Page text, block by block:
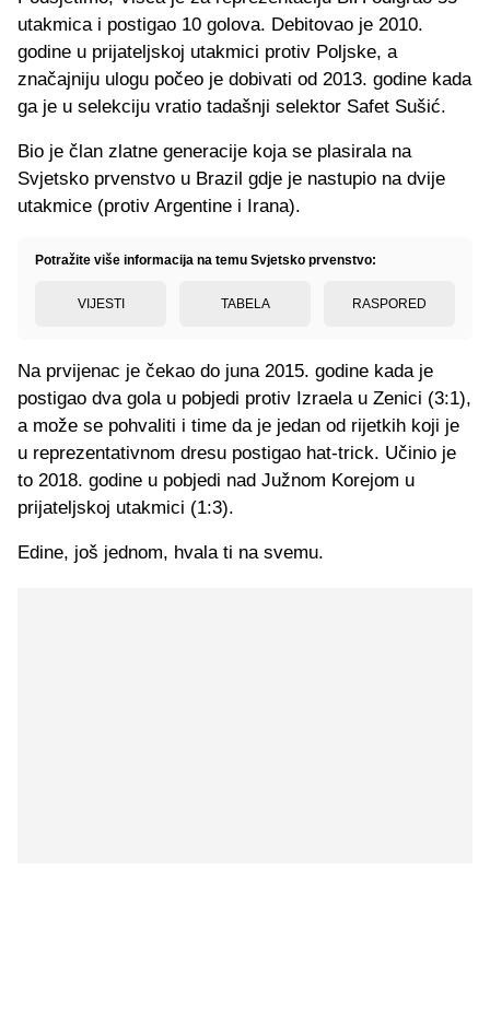
utakmica i postigao 10 golova. Debitovao je 2010.
godine u prijateljskoj utakmici protiv Poljske, a
značajniju ulogu počeo je dobivati od 2013. godine kada
ga je u selekciju vratio tadašnji selektor Safet Sušić.
Bio je član zlatne generacije koja se plasirala na
Svjetsko prvenstvo u Brazil gdje je nastupio na dvije
utakmice (protiv Argentine i Irana).
Potražite više informacija na temu Svjetsko prvenstvo:
VIJESTI TABELA RASPORED
Na prvijenac je čekao do juna 2015. godine kada je
postigao dva gola u pobjedi protiv Izraela u Zenici (3:1),
a može se pohvaliti i time da je jedan od rijetkih koji je
u reprezentativnom dresu postigao hat-trick. Učinio je
to 2018. godine u pobjedi nad Južnom Korejom u
prijateljskoj utakmici (1:3).
Edine, još jednom, hvala ti na svemu.